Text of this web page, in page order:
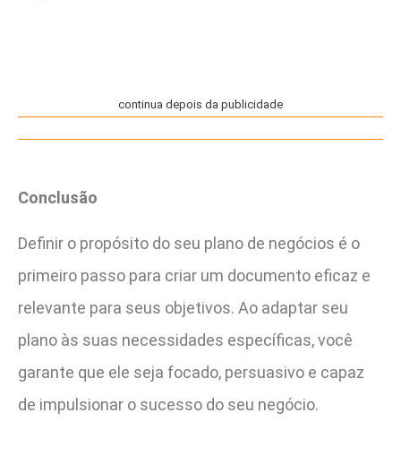
continua depois da publicidade
Conclusão
Definir o propósito do seu plano de negócios é o
primeiro passo para criar um documento eficaz e
relevante para seus objetivos. Ao adaptar seu
plano às suas necessidades específicas, você
garante que ele seja focado, persuasivo e capaz
de impulsionar o sucesso do seu negócio.